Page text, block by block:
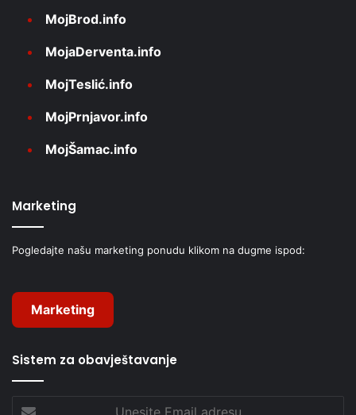
MojBrod.info
MojaDerventa.info
MojTeslić.info
MojPrnjavor.info
MojŠamac.info
Marketing
Pogledajte našu marketing ponudu klikom na dugme ispod:
Marketing
Sistem za obavještavanje
Unesite